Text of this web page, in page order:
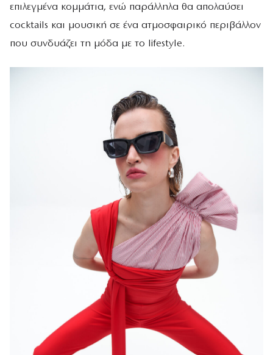
επιλεγμένα κομμάτια, ενώ παράλληλα θα απολαύσει
cocktails και μουσική σε ένα ατμοσφαιρικό περιβάλλον
που συνδυάζει τη μόδα με το lifestyle.